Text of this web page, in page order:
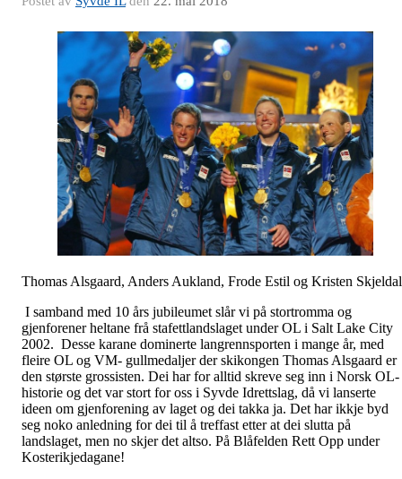
Thomas Alsgaard, Anders Aukland, Frode Estil og Kristen Skjeldal
I samband med 10 års jubileumet slår vi på stortromma og
gjenforener heltane frå stafettlandslaget under OL i Salt Lake City
2002. Desse karane dominerte langrennsporten i mange år, med
fleire OL og VM- gullmedaljer der skikongen Thomas Alsgaard er
den største grossisten. Dei har for alltid skreve seg inn i Norsk OL-
historie og det var stort for oss i Syvde Idrettslag, då vi lanserte
ideen om gjenforening av laget og dei takka ja. Det har ikkje byd
seg noko anledning for dei til å treffast etter at dei slutta på
landslaget, men no skjer det altso. På Blåfelden Rett Opp under
Kosterikjedagane!